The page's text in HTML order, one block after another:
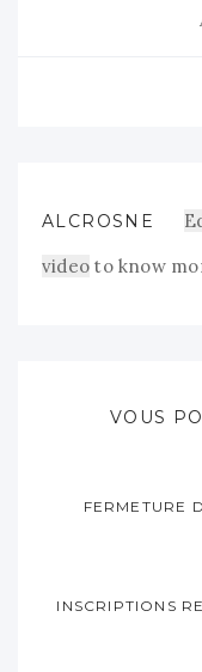
ALCROSNE
video to know
VOUS
FERMETURE
INSCRIPTIONS